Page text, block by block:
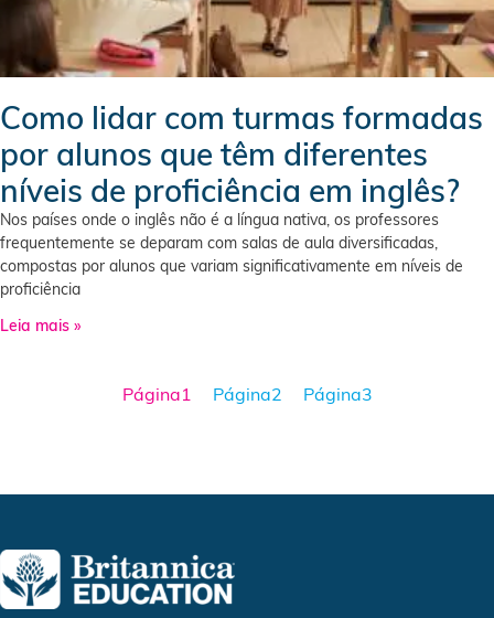
Como lidar com turmas formadas
por alunos que têm diferentes
níveis de proficiência em inglês?
Nos países onde o inglês não é a língua nativa, os professores
frequentemente se deparam com salas de aula diversificadas,
compostas por alunos que variam significativamente em níveis de
proficiência
Leia mais »
Página1 Página2 Página3